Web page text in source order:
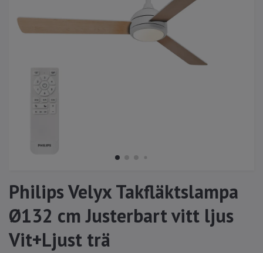
Philips Velyx Takfläktslampa
Ø132 cm Justerbart vitt ljus
Vit+Ljust trä